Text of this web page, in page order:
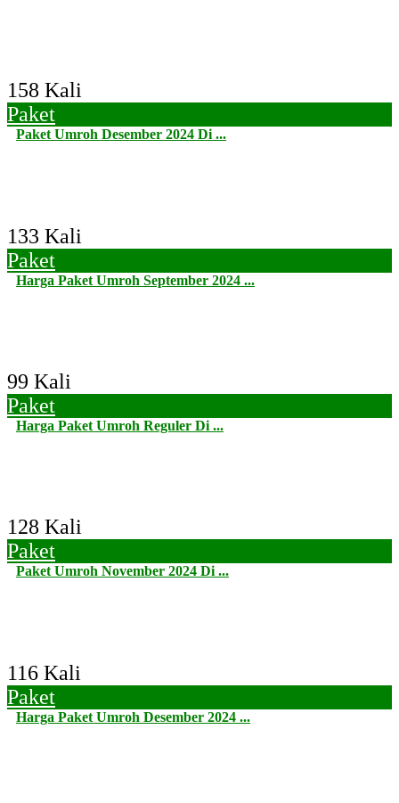
158 Kali
Paket
Paket Umroh Desember 2024 Di ...
133 Kali
Paket
Harga Paket Umroh September 2024 ...
99 Kali
Paket
Harga Paket Umroh Reguler Di ...
128 Kali
Paket
Paket Umroh November 2024 Di ...
116 Kali
Paket
Harga Paket Umroh Desember 2024 ...